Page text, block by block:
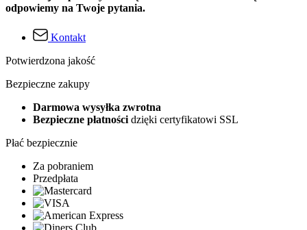
odpowiemy na Twoje pytania.
Kontakt
Potwierdzona jakość
Bezpieczne zakupy
Darmowa wysyłka zwrotna
Bezpieczne płatności dzięki certyfikatowi SSL
Płać bezpiecznie
Za pobraniem
Przedpłata